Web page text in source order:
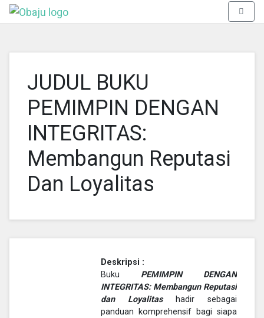
Aa Rizky
JUDUL BUKU
PEMIMPIN DENGAN
INTEGRITAS:
Membangun Reputasi
Dan Loyalitas
Deskripsi :
Buku PEMIMPIN DENGAN
INTEGRITAS: Membangun Reputasi
dan Loyalitashadir sebagai
panduan komprehensif bagi siapa